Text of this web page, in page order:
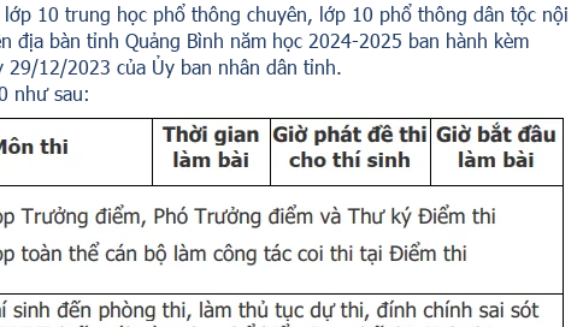
10 trung học phổ thông chuyên, lớp 10 phổ thông dân tộc nội
địa bàn tỉnh Quảng Bình năm học 2024-2025 ban hành kèm
12/2023 của Ủy ban nhân dân tỉnh.
như sau: